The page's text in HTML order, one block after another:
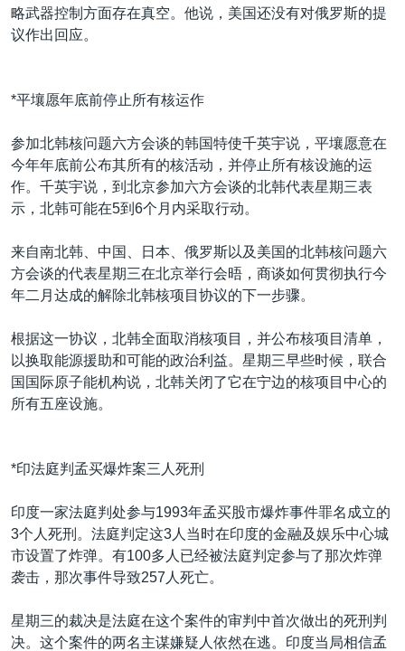
略武器控制方面存在真空。他说，美国还没有对俄罗斯的提
议作出回应。
*平壤愿年底前停止所有核运作
参加北韩核问题六方会谈的韩国特使千英宇说，平壤愿意在
今年年底前公布其所有的核活动，并停止所有核设施的运
作。千英宇说，到北京参加六方会谈的北韩代表星期三表
示，北韩可能在5到6个月内采取行动。
来自南北韩、中国、日本、俄罗斯以及美国的北韩核问题六
方会谈的代表星期三在北京举行会晤，商谈如何贯彻执行今
年二月达成的解除北韩核项目协议的下一步骤。
根据这一协议，北韩全面取消核项目，并公布核项目清单，
以换取能源援助和可能的政治利益。星期三早些时候，联合
国国际原子能机构说，北韩关闭了它在宁边的核项目中心的
所有五座设施。
*印法庭判孟买爆炸案三人死刑
印度一家法庭判处参与1993年孟买股市爆炸事件罪名成立的
3个人死刑。法庭判定这3人当时在印度的金融及娱乐中心城
市设置了炸弹。有100多人已经被法庭判定参与了那次炸弹
袭击，那次事件导致257人死亡。
星期三的裁决是法庭在这个案件的审判中首次做出的死刑判
决。这个案件的两名主谋嫌疑人依然在逃。印度当局相信孟